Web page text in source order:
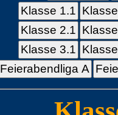
Klasse 1.1
Klasse 2.1
Klasse 3.1
Feierabendliga A